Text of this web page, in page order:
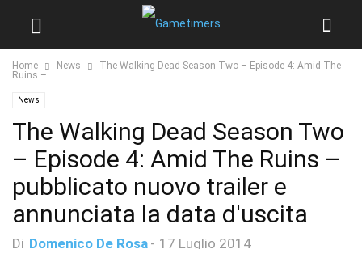
Home News
The Walking Dead Season Two – Episode 4: Amid The
Ruins –...
News
The Walking Dead Season Two
– Episode 4: Amid The Ruins –
pubblicato nuovo trailer e
annunciata la data d'uscita
Di Domenico De Rosa - 17 Luglio 2014